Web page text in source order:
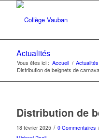
Actualités
Vous êtes ici : Accueil / Actualités
Distribution de beignets de
Distribution de
18 février 2025 / 0 Commentaires /